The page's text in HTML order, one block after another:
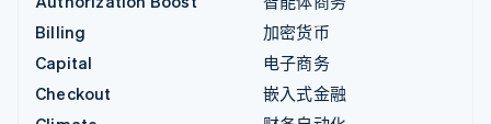
Billing
Capital
Checkout
加密货币
电子商务
嵌入式金融